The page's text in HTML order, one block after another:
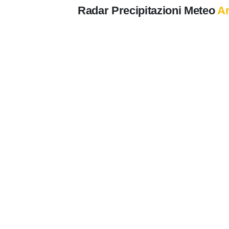
Radar Precipitazioni Meteo